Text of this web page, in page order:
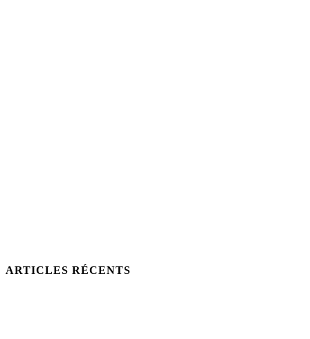
ARTICLES RÉCENTS